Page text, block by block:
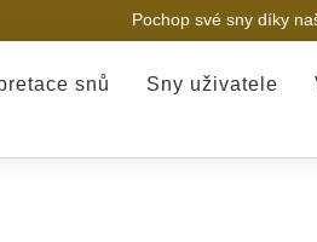
Pochop své sny díky
snů Sny uživatele